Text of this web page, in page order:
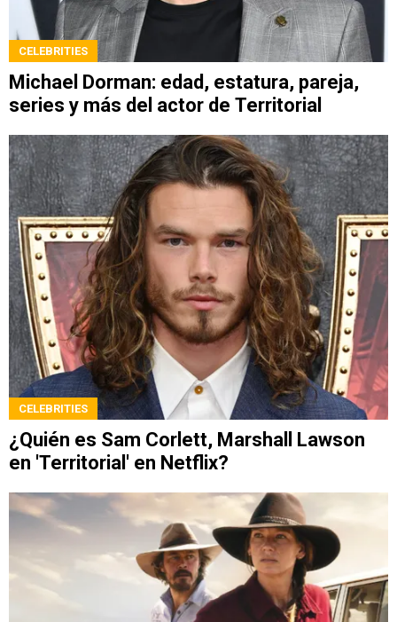
CELEBRITIES
Michael Dorman: edad, estatura, pareja,
series y más del actor de Territorial
CELEBRITIES
¿Quién es Sam Corlett, Marshall Lawson
en 'Territorial' en Netflix?